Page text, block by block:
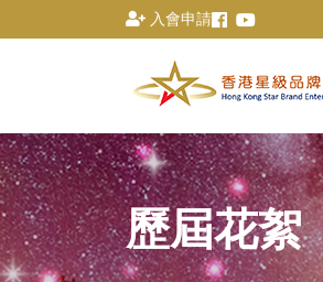
入會申請
歷屆花絮